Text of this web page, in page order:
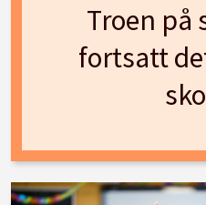
Troen på
fortsatt